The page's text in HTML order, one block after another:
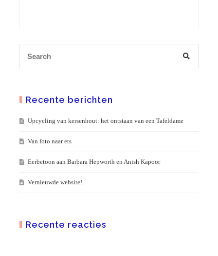
Recente berichten
Upcycling van kersenhout: het ontstaan van een Tafeldame
Van foto naar ets
Eerbetoon aan Barbara Hepworth en Anish Kapoor
Vernieuwde website!
Recente reacties